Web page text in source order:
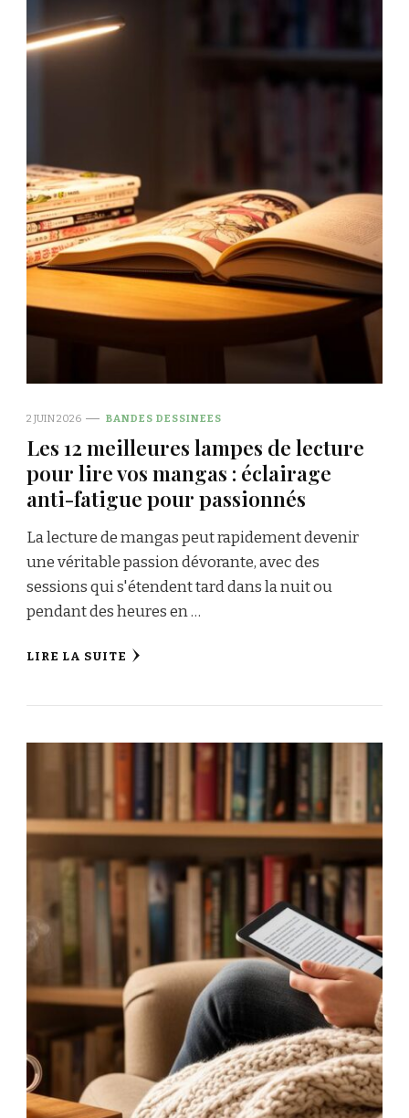
2 JUIN 2026 BANDES DESSINEES
Les 12 meilleures lampes de lecture
pour lire vos mangas : éclairage
anti-fatigue pour passionnés
La lecture de mangas peut rapidement devenir
une véritable passion dévorante, avec des
sessions qui s'étendent tard dans la nuit ou
pendant des heures en …
LIRE LA SUITE